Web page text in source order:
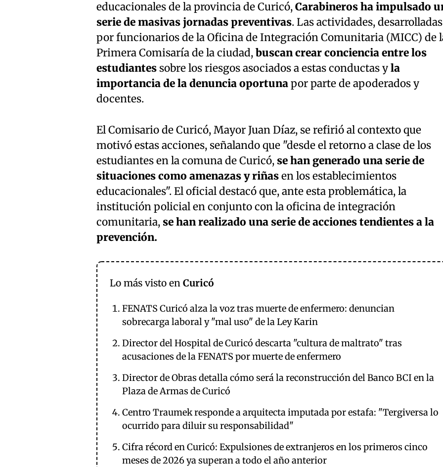
educacionales de la provincia de Curicó,Carabineros ha impulsado
serie de masivas jornadas preventivas. Las actividades, desarrolladas
por funcionarios de la Oficina de Integración Comunitaria (MICC) de
Primera Comisaría de la ciudad,buscan crear conciencia entre los
estudiantessobre los riesgos asociados a estas conductas yla
importancia de la denuncia oportunapor parte de apoderados y
docentes.
El Comisario de Curicó, Mayor Juan Díaz, se refirió al contexto que
motivó estas acciones, señalando que "desde el retorno a clase de los
estudiantes en la comuna de Curicó, se han generado una serie de
situaciones como amenazas y riñasen los establecimientos
educacionales". El oficial destacó que, ante esta problemática, la
institución policial en conjunto con la oficina de integración
comunitaria, se han realizado una serie de acciones tendientes a la
prevención.
Lo más visto en Curicó
FENATS Curicó alza la voz tras muerte de enfermero: denuncian
sobrecarga laboral y "mal uso" de la Ley Karin
Director del Hospital de Curicó descarta "cultura de maltrato" tras
acusaciones de la FENATS por muerte de enfermero
Director de Obras detalla cómo será la reconstrucción del Banco BCI en la
Plaza de Armas de Curicó
Centro Traumek responde a arquitecta imputada por estafa: "Tergiversa lo
ocurrido para diluir su responsabilidad"
Cifra récord en Curicó: Expulsiones de extranjeros en los primeros cinco
meses de 2026 ya superan a todo el año anterior